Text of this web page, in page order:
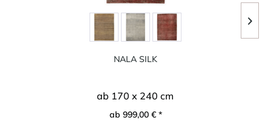
NALA SILK
ab 170 x 240 cm
ab 999,00 € *